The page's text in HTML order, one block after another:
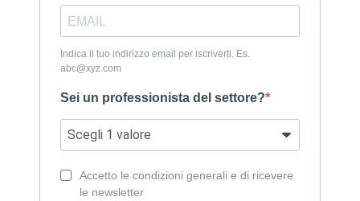
Indica il tuo indirizzo email per iscriverti. Es.
abc@xyz.com
Sei un professionista del settore?
Accetto le condizioni generali e di ricevere
le newsletter